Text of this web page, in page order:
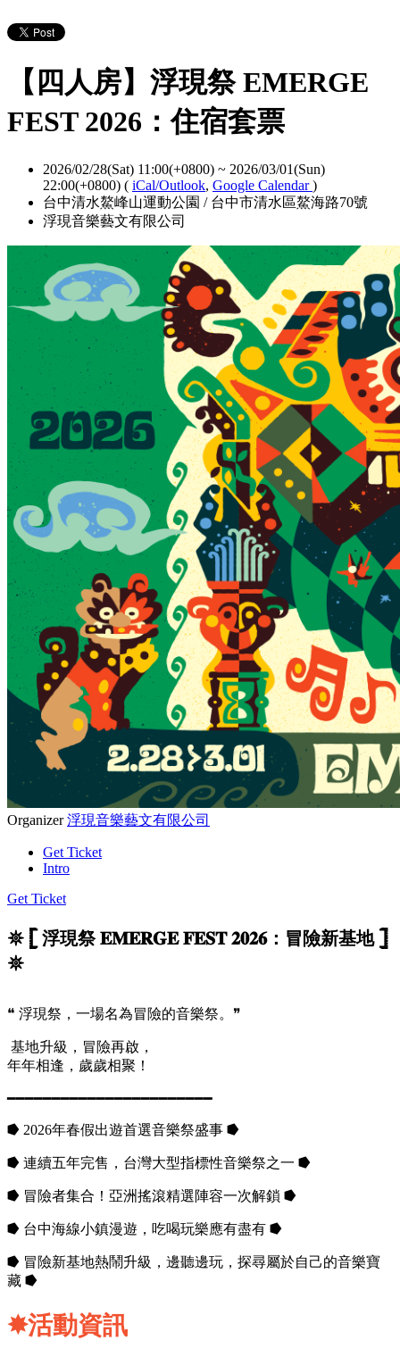
【四人房】浮現祭 EMERGE
FEST 2026：住宿套票
2026/02/28(Sat) 11:00(+0800) ~ 2026/03/01(Sun)
22:00(+0800) ( iCal/Outlook, Google Calendar)
台中清水鰲峰山運動公園 / 台中市清水區鰲海路70號
浮現音樂藝文有限公司
Organizer浮現音樂藝文有限公司
Get Ticket
Intro
Get Ticket
𖤓 𓊈 浮現祭 𝐄𝐌𝐄𝐑𝐆𝐄 𝐅𝐄𝐒𝐓 𝟐𝟎𝟐𝟔：冒險新基地 𓊉
𖤓
❝ 浮現祭，一場名為冒險的音樂祭。❞
基地升級，冒險再啟，
年年相逢，歲歲相聚！
━━━━━━━━━━━━━━━━━━━━━━━
⭓ 2026年春假出遊首選音樂祭盛事 ⭓
⭓ 連續五年完售，台灣大型指標性音樂祭之一 ⭓
⭓ 冒險者集合！亞洲搖滾精選陣容一次解鎖 ⭓
⭓ 台中海線小鎮漫遊，吃喝玩樂應有盡有 ⭓
⭓ 冒險新基地熱鬧升級，邊聽邊玩，探尋屬於自己的音樂寶
藏 ⭓
✸活動資訊